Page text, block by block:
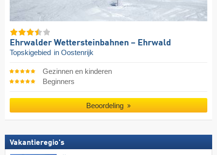
Ehrwalder Wettersteinbahnen – Ehrwald
Topskigebied in Oostenrijk
Gezinnen en kinderen
Beginners
Beoordeling
Vakantieregio's